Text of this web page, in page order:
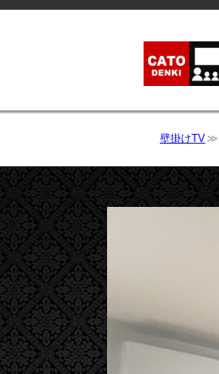
壁掛けTV